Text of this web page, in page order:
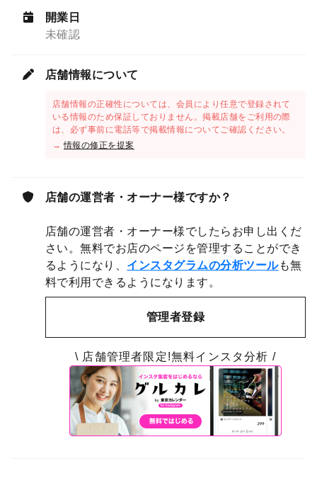
開業日
未確認
店舗情報について
店舗情報の正確性については、会員により任意で登録されて
いる情報のため保証しておりません。掲載店舗をご利用の際
は、必ず事前に電話等で掲載情報についてご確認ください。
→情報の修正を提案
店舗の運営者・オーナー様ですか？
店舗の運営者・オーナー様でしたらお申し出くだ
さい。無料でお店のページを管理することができ
るようになり、 インスタグラムの分析ツールも無
料で利用できるようになります。
管理者登録
\ 店舗管理者限定!無料インスタ分析 /